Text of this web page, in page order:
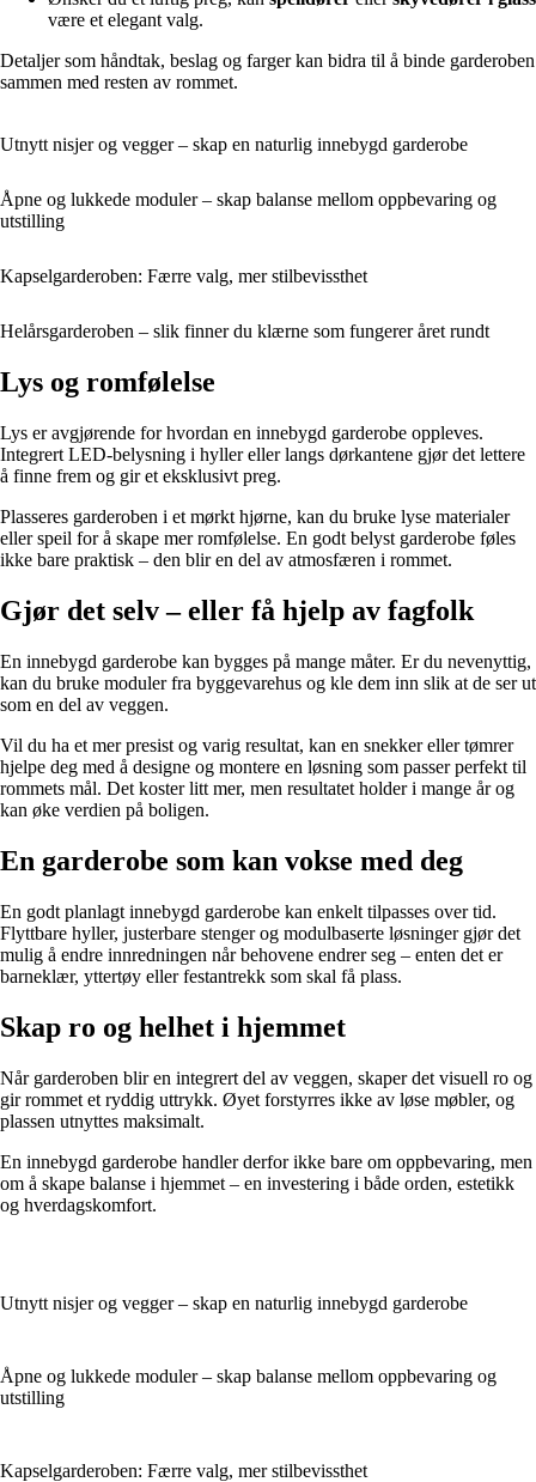
være et elegant valg.
Detaljer som håndtak, beslag og farger kan bidra til å binde garderoben
sammen med resten av rommet.
Utnytt nisjer og vegger – skap en naturlig innebygd garderobe
Åpne og lukkede moduler – skap balanse mellom oppbevaring og
utstilling
Kapselgarderoben: Færre valg, mer stilbevissthet
Helårsgarderoben – slik finner du klærne som fungerer året rundt
Lys og romfølelse
Lys er avgjørende for hvordan en innebygd garderobe oppleves.
Integrert LED-belysning i hyller eller langs dørkantene gjør det lettere
å finne frem og gir et eksklusivt preg.
Plasseres garderoben i et mørkt hjørne, kan du bruke lyse materialer
eller speil for å skape mer romfølelse. En godt belyst garderobe føles
ikke bare praktisk – den blir en del av atmosfæren i rommet.
Gjør det selv – eller få hjelp av fagfolk
En innebygd garderobe kan bygges på mange måter. Er du nevenyttig,
kan du bruke moduler fra byggevarehus og kle dem inn slik at de ser ut
som en del av veggen.
Vil du ha et mer presist og varig resultat, kan en snekker eller tømrer
hjelpe deg med å designe og montere en løsning som passer perfekt til
rommets mål. Det koster litt mer, men resultatet holder i mange år og
kan øke verdien på boligen.
En garderobe som kan vokse med deg
En godt planlagt innebygd garderobe kan enkelt tilpasses over tid.
Flyttbare hyller, justerbare stenger og modulbaserte løsninger gjør det
mulig å endre innredningen når behovene endrer seg – enten det er
barneklær, yttertøy eller festantrekk som skal få plass.
Skap ro og helhet i hjemmet
Når garderoben blir en integrert del av veggen, skaper det visuell ro og
gir rommet et ryddig uttrykk. Øyet forstyrres ikke av løse møbler, og
plassen utnyttes maksimalt.
En innebygd garderobe handler derfor ikke bare om oppbevaring, men
om å skape balanse i hjemmet – en investering i både orden, estetikk
og hverdagskomfort.
Utnytt nisjer og vegger – skap en naturlig innebygd garderobe
Åpne og lukkede moduler – skap balanse mellom oppbevaring og
utstilling
Kapselgarderoben: Færre valg, mer stilbevissthet